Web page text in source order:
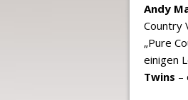
Andy
Country
„Pure
einigen
Twins –